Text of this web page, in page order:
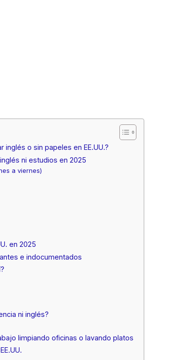
o sin papeles en EE.UU.?
ni estudios en 2025
a viernes)
en 2025
e indocumentados
ni inglés?
limpiando oficinas o lavando platos